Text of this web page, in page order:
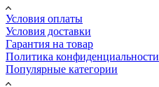
Условия оплаты
Условия доставки
Гарантия на товар
Политика конфиденциальности
Популярные категории